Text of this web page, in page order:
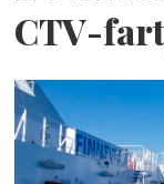
CTV-